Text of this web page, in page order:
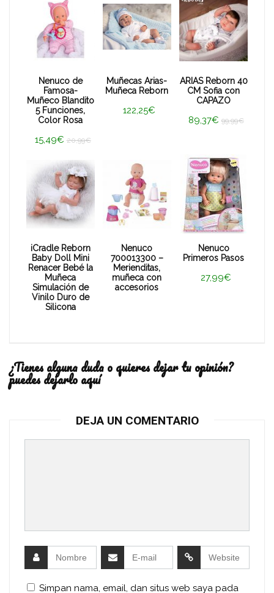
Nenuco de
Famosa-
Muñeco Blandito
5 Funciones,
Color Rosa
15,49€ 20,99€
Muñecas Arias-
Muñeca Reborn
122,25€
ARIAS Reborn 40
CM Sofia con
CAPAZO
89,37€ 99,99€
iCradle Reborn
Baby Doll Mini
Renacer Bebé la
Muñeca
Simulación de
Vinilo Duro de
Silicona
Nenuco
700013300 –
Merienditas,
muñeca con
accesorios
Nenuco
Primeros Pasos
27,99€
¿Tienes alguna duda o quieres dejar tu opinión?
puedes dejarlo aquí
DEJA UN COMENTARIO
Simpan nama, email, dan situs web saya pada